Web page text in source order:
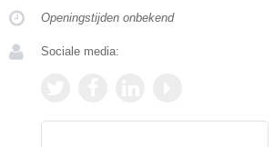
Openingstijden onbekend
Sociale media: